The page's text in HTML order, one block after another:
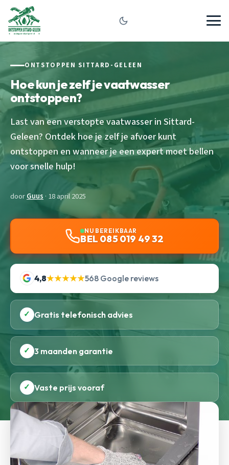
ONTSTOPPEN SITTARD-GELEEN
Hoe kun je zelf je vaatwasser
ontstoppen?
Last van een verstopte vaatwasser in Sittard-
Geleen? Ontdek hoe je zelf je afvoer kunt
ontstoppen en wanneer je een expert moet bellen
voor snelle hulp!
doorGuus · 18 april 2025
NU BEREIKBAAR
BEL 085 019 49 32
4,8★★★★★568 Google reviews
✓ Gratis telefonisch advies
✓ 3 maanden garantie
✓ Vaste prijs vooraf